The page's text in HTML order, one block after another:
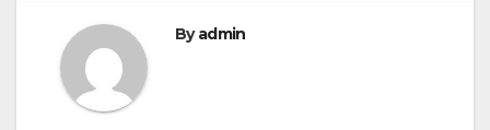
Byadmin